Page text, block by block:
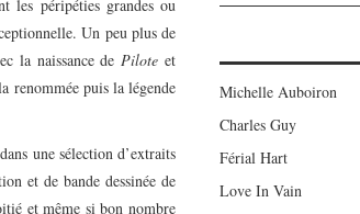
les péripéties grandes ou
Un peu plus de
la naissance de Pilote et
renommée puis la légende
une sélection d’extraits
et de bande dessinée de
et même si bon nombre
Michelle Auboiron
Charles Guy
Férial Hart
Love In Vain